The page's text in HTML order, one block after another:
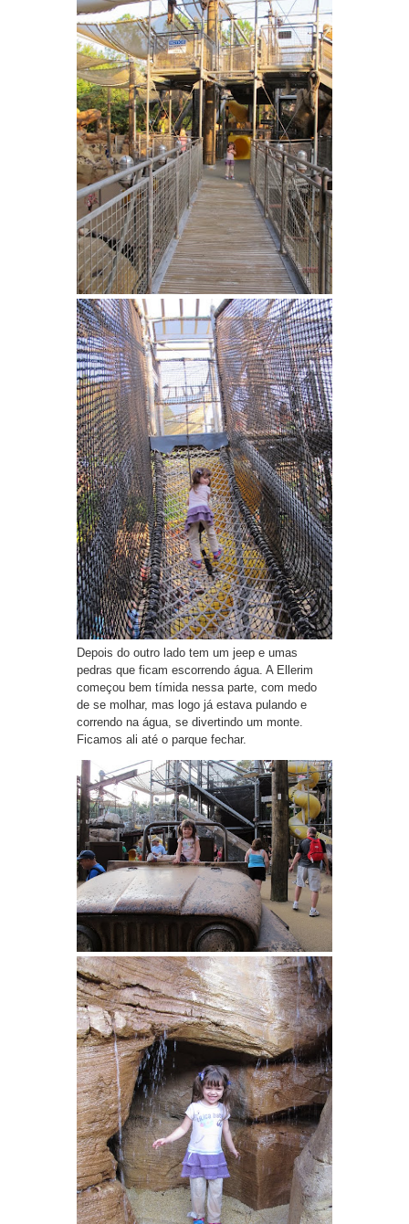
Depois do outro lado tem um jeep e umas
pedras que ficam escorrendo água. A Ellerim
começou bem tímida nessa parte, com medo
de se molhar, mas logo já estava pulando e
correndo na água, se divertindo um monte.
Ficamos ali até o parque fechar.